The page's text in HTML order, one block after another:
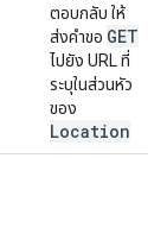
ตอบกลับ ให้
ส่งคำขอ GET
ไปยัง URL ที่
ระบุในส่วนหัว
ของ
Location